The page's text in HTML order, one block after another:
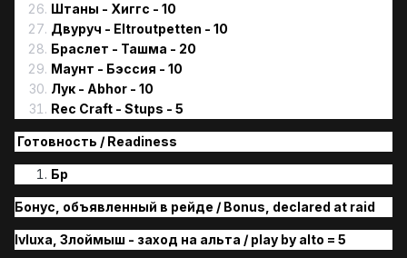
Штаны - Хиггс - 10
Двуруч - Eltroutpetten - 10
Браслет - Ташма - 20
Маунт - Бэссия - 10
Лук - Abhor - 10
Rec Craft - Stups - 5
Готовность / Readiness
Бр
Бонус, объявленный в рейде / Bonus, declared at raid
Ivluxa, Злоймыш - заход на альта / play by alto = 5